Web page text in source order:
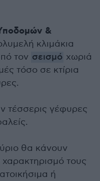
&
κλιμάκια
τον σεισμό χωριά
τόσο σε κτίρια
τέσσερις γέφυρες
θα κάνουν
χαρακτηρισμό τους
ή